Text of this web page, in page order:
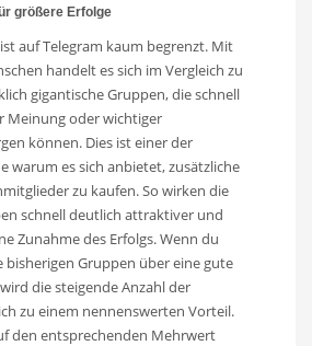
größere Erfolge
auf Telegram kaum begrenzt. Mit
handelt es sich im Vergleich zu
gigantische Gruppen, die schnell
Meinung oder wichtiger
können. Dies ist einer der
warum es sich anbietet, zusätzliche
zu kaufen. So wirken die
schnell deutlich attraktiver und
Zunahme des Erfolgs. Wenn du
bisherigen Gruppen über eine gute
die steigende Anzahl der
zu einem nennenswerten Vorteil.
den entsprechenden Mehrwert